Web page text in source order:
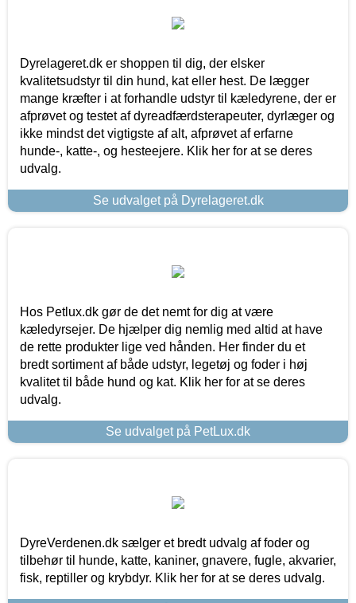
Dyrelageret.dk er shoppen til dig, der elsker
kvalitetsudstyr til din hund, kat eller hest. De lægger
mange kræfter i at forhandle udstyr til kæledyrene, der er
afprøvet og testet af dyreadfærdsterapeuter, dyrlæger og
ikke mindst det vigtigste af alt, afprøvet af erfarne
hunde-, katte-, og hesteejere. Klik her for at se deres
udvalg.
Se udvalget på Dyrelageret.dk
Hos Petlux.dk gør de det nemt for dig at være
kæledyrsejer. De hjælper dig nemlig med altid at have
de rette produkter lige ved hånden. Her finder du et
bredt sortiment af både udstyr, legetøj og foder i høj
kvalitet til både hund og kat. Klik her for at se deres
udvalg.
Se udvalget på PetLux.dk
DyreVerdenen.dk sælger et bredt udvalg af foder og
tilbehør til hunde, katte, kaniner, gnavere, fugle, akvarier,
fisk, reptiller og krybdyr. Klik her for at se deres udvalg.